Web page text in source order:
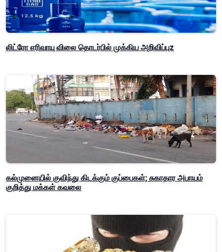
லிட்ரோ எரிவாயு விலை தொடர்பில் முக்கிய அறிவிப்புz
கல்முனையில் குவிந்து கிடக்கும் குப்பைகள்; சுகாதார அபாயம்
குறித்து மக்கள் கவலை